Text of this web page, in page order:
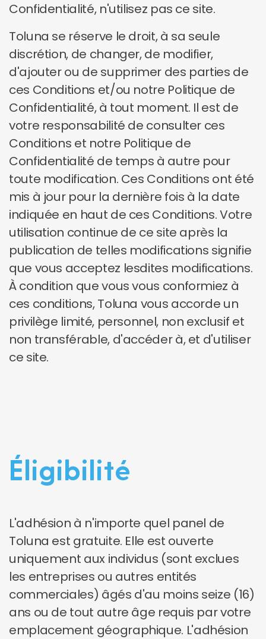
Confidentialité, n'utilisez pas ce site.
Toluna se réserve le droit, à sa seule
discrétion, de changer, de modifier,
d'ajouter ou de supprimer des parties de
ces Conditions et/ou notre Politique de
Confidentialité, à tout moment. Il est de
votre responsabilité de consulter ces
Conditions et notre Politique de
Confidentialité de temps à autre pour
toute modification. Ces Conditions ont été
mis à jour pour la dernière fois à la date
indiquée en haut de ces Conditions. Votre
utilisation continue de ce site après la
publication de telles modifications signifie
que vous acceptez lesdites modifications.
À condition que vous vous conformiez à
ces conditions, Toluna vous accorde un
privilège limité, personnel, non exclusif et
non transférable, d'accéder à, et d'utiliser
ce site.
Éligibilité
L'adhésion à n'importe quel panel de
Toluna est gratuite. Elle est ouverte
uniquement aux individus (sont exclues
les entreprises ou autres entités
commerciales) âgés d'au moins seize (16)
ans ou de tout autre âge requis par votre
emplacement géographique. L'adhésion